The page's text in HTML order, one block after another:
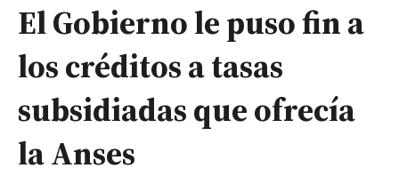
El Gobierno le puso fin a
los créditos a tasas
subsidiadas que ofrecía
la Anses